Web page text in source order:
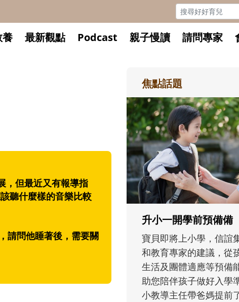
養 最新觀點 Podcast 親子慢讀 請問專家
，但最近又有報導指
聽什麼樣的音樂比較
請問他睡著後，需要關
焦點話題
寶貝即將上小學，信誼集結國小老師
和教育專家的建議，從孩子的學習、
生活及團體適應等預備能力做起，幫
助您陪伴孩子做好入學準備，還有國
小教導主任帶爸媽提前了解小一校園
和孩子一
懂父親的
沒有人天生
在一次次「
著孩子一起
體遊戲，到
決問題的能
同的模樣
歷程。